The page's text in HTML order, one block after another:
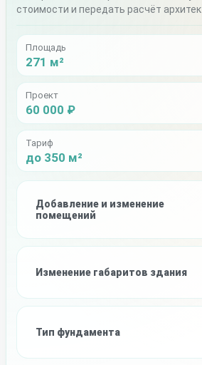
стоимости и передать расчёт
Площадь
271 м²
Проект
60 000 ₽
Тариф
до 350 м²
Добавление и изменение
помещений
Изменение габаритов здания
Тип фундамента